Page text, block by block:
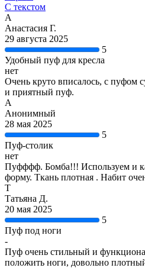
С текстом
А
Анастасия Г.
29 августа 2025
5
Удобный пуф для кресла
нет
Очень круто вписалось, с пуфом
и приятный пуф.
А
Анонимный
28 мая 2025
5
Пуф-столик
нет
Пуфффф. Бомба!!! Используем и
форму. Ткань плотная . Набит
Т
Татьяна Д.
20 мая 2025
5
Пуф под ноги
-
Пуф очень стильный и
положить ноги, довольно